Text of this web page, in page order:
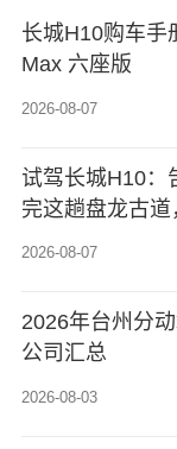
长城H10购车手
Max 六座版
2026-08-07
试驾长城H10：
完这趟盘龙古
2026-08-07
2026年台州分
公司汇总
2026-08-03